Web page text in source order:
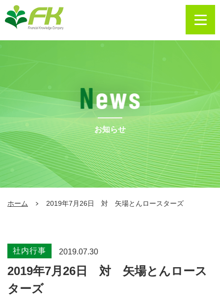
お知らせ
ホーム 2019年7月26日 対 矢場とんロースターズ
社内行事 2019.07.30
2019年7月26日 対 矢場とんロース
ターズ